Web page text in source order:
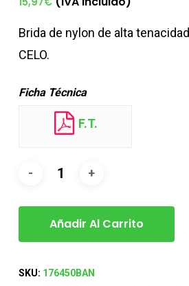
Brida de nylon de alta
CELO.
Ficha Técnica
F.T.
Añadir Al Carrito
SKU: 176450BAN